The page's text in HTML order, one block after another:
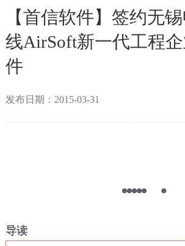
【首信软件】签约无
线AirSoft新一代工程
件
发布日期：2015-03-31
导读